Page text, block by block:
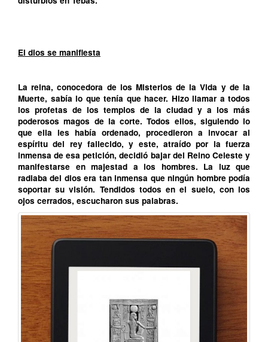
El dios se manifiesta
La reina, conocedora de los Misterios de la Vida y de la
Muerte, sabía lo que tenía que hacer. Hizo llamar a todos
los profetas de los templos de la ciudad y a los más
poderosos magos de la corte. Todos ellos, siguiendo lo
que ella les había ordenado, procedieron a invocar al
espíritu del rey fallecido, y este, atraído por la fuerza
inmensa de esa petición, decidió bajar del Reino Celeste y
manifestarse en majestad a los hombres. La luz que
radiaba del dios era tan inmensa que ningún hombre podía
soportar su visión. Tendidos todos en el suelo, con los
ojos cerrados, escucharon sus palabras.